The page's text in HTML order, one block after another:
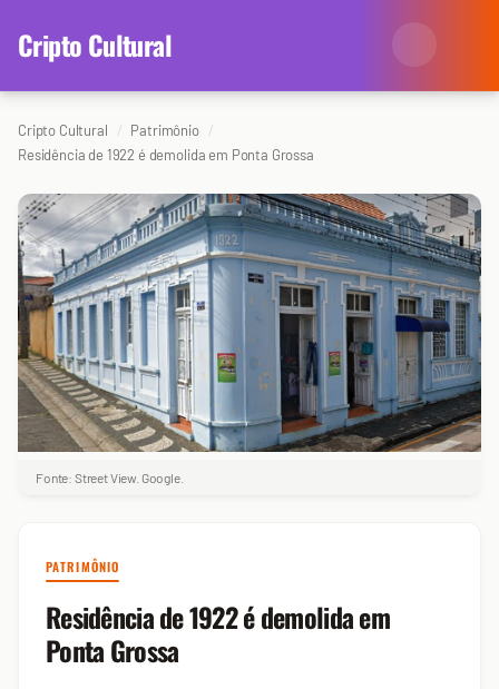
content
Cripto Cultural
Categorias
Arte
Cinema
Literatura
Música
Colunistas
Redes Antissociais
Sobre Nós
Arquivo
Cripto Cultural
Patrimônio
Residência de 1922 é demolida em Ponta Grossa
Fonte: Street View. Google.
PATRIMÔNIO
Residência de 1922 é demolida em
Ponta Grossa